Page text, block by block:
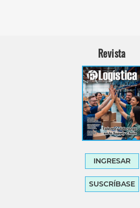
Revista
INGRESAR
SUSCRÍBASE